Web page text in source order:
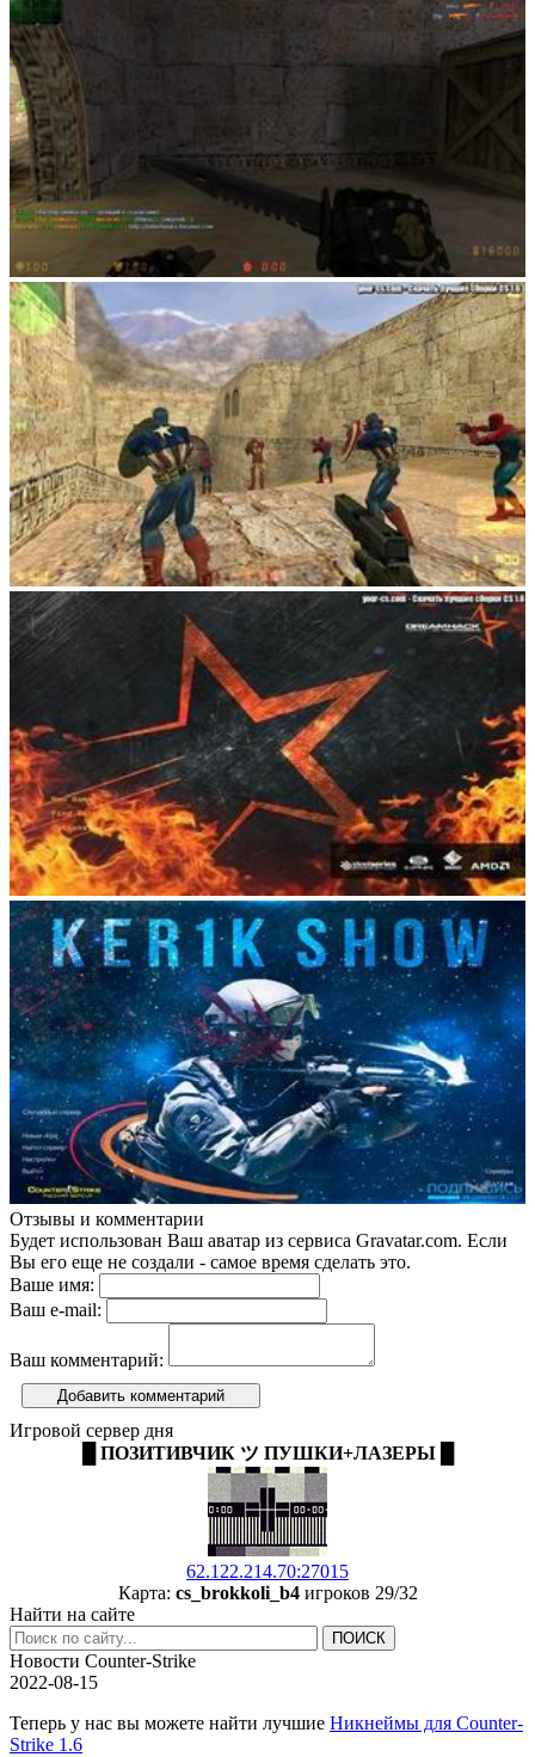
Отзывы и комментарии
Будет использован Ваш аватар из сервиса Gravatar.com. Если
Вы его еще не создали - самое время сделать это.
Ваше имя:
Ваш e-mail:
Ваш комментарий:
Добавить комментарий
Игровой сервер дня
█ ПОЗИТИВЧИК ツ ПУШКИ+ЛАЗЕРЫ █
62.122.214.70:27015
Карта: cs_brokkoli_b4игроков 29/32
Найти на сайте
Новости Counter-Strike
2022-08-15
Теперь у нас вы можете найти лучшие Никнеймы для Counter-
Strike 1.6